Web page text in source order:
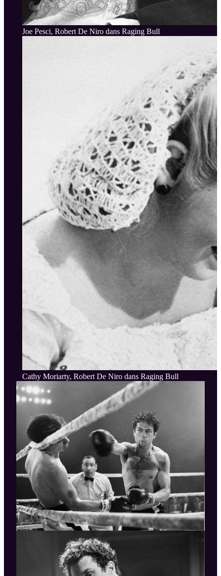
Joe Pesci, Robert De Niro dans Raging Bull
Cathy Moriarty, Robert De Niro dans Raging Bull